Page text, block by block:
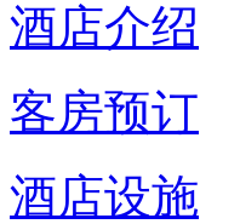
酒店介绍
客房预订
酒店设施